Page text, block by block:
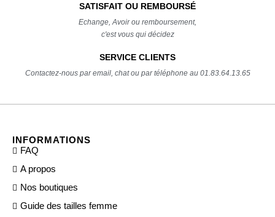
SATISFAIT OU REMBOURSÉ
Echange, Avoir ou remboursement,
c'est vous qui décidez
SERVICE CLIENTS
Contactez-nous par email, chat ou par téléphone au 01.83.64.13.65
INFORMATIONS
FAQ
A propos
Nos boutiques
Guide des tailles femme